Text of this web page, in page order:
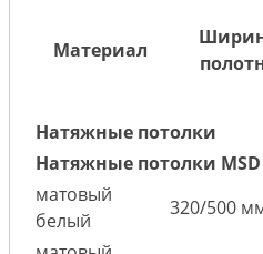
Материал
Натяжные потолки
Натяжные потолки
матовый
белый
320/500